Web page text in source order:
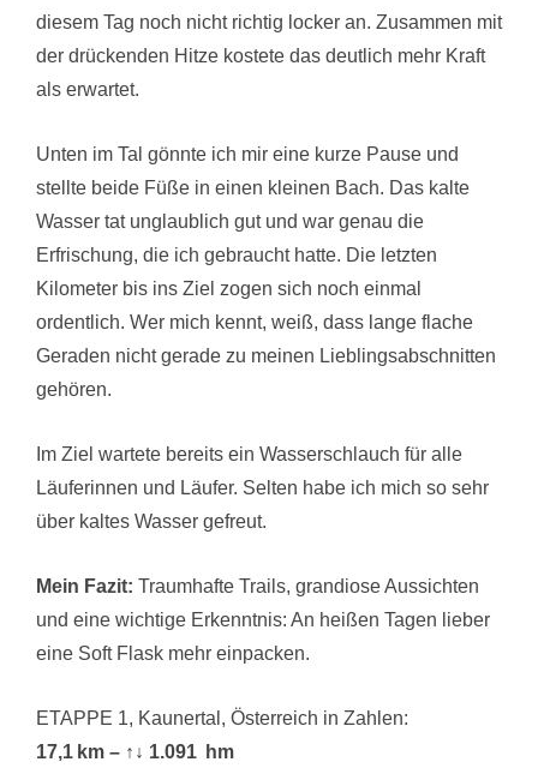
diesem Tag noch nicht richtig locker an. Zusammen mit
der drückenden Hitze kostete das deutlich mehr Kraft
als erwartet.
Unten im Tal gönnte ich mir eine kurze Pause und
stellte beide Füße in einen kleinen Bach. Das kalte
Wasser tat unglaublich gut und war genau die
Erfrischung, die ich gebraucht hatte. Die letzten
Kilometer bis ins Ziel zogen sich noch einmal
ordentlich. Wer mich kennt, weiß, dass lange flache
Geraden nicht gerade zu meinen Lieblingsabschnitten
gehören.
Im Ziel wartete bereits ein Wasserschlauch für alle
Läuferinnen und Läufer. Selten habe ich mich so sehr
über kaltes Wasser gefreut.
Mein Fazit: Traumhafte Trails, grandiose Aussichten
und eine wichtige Erkenntnis: An heißen Tagen lieber
eine Soft Flask mehr einpacken.
ETAPPE 1, Kaunertal, Österreich in Zahlen:
17,1 km – ↑↓ 1.091 hm